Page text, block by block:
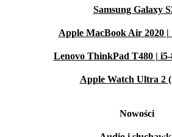
Samsung Galaxy
Apple MacBook Air 2020 |
Lenovo ThinkPad T480 |
Apple Watch Ultra 2
Nowości